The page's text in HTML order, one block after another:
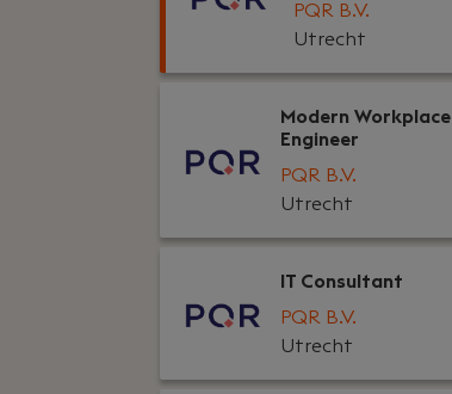
PQR B.V.
Utrecht
Modern Workplace
Engineer
PQR B.V.
Utrecht
IT Consultant
PQR B.V.
Utrecht